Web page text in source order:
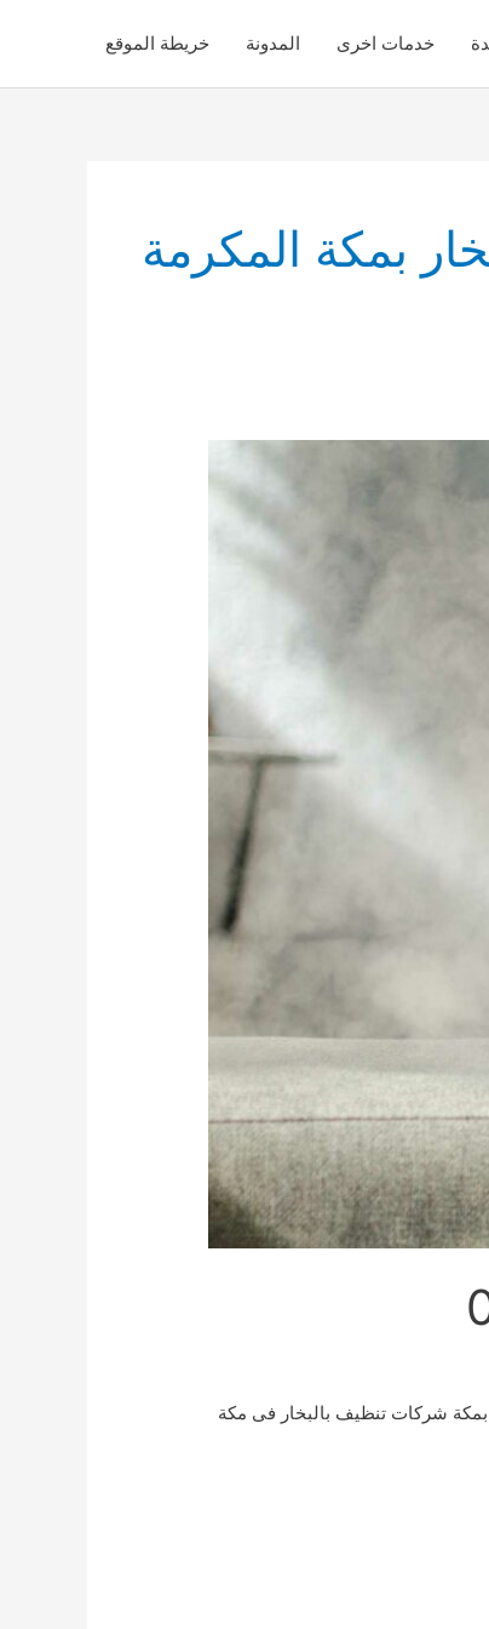
خدمات اخرى المدونة خريطة الموقع
بمكة المكرمة
شركات تنظيف بالبخار فى مكة